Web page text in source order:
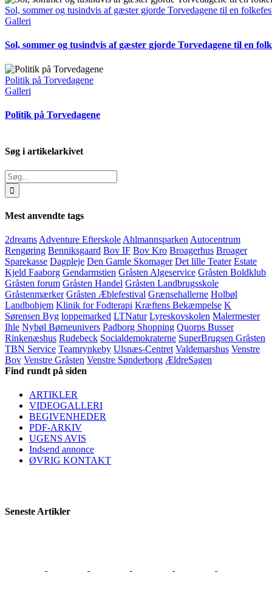
Sol, sommer og tusindvis af gæster gjorde Torvedagene til en
Galleri
Sol, sommer og tusindvis af gæster gjorde Torvedagene til en
Politik på Torvedagene
Galleri
Politik på Torvedagene
Søg i artikelarkivet
Søg
efter:
Mest anvendte tags
2dreams Adventure Efterskole Ahlmannsparken Autocentrum
Rengøring Benniksgaard Bov IF Bov Kro Broagerhus Broager
Sparekasse Dagpleje Den Gamle Skomager Det lille Teater Estate
Kjeld Faaborg Gendarmstien Gråsten Algeservice Gråsten Boldklub
Gråsten forum Gråsten Handel Gråsten Landbrugsskole
Gråstenmærker Gråsten Æblefestival Grænsehallerne Holbøl
Landbohjem Klinik for Fodterapi Kræftens Bekæmpelse K
Sørensen Byg loppemarked LTNatur Lyreskovskolen Malermester
Ihle Nybøl Børneunivers Padborg Shopping Quorps Busser
Rinkenæshus Rudebeck Socialdemokraterne SuperBrugsen Gråsten
TBN Service Teamrynkeby Ulsnæs-Centret Valdemarshus Venstre
Bov Venstre Gråsten Venstre Sønderborg ÆldreSagen
Find rundt på siden
ARTIKLER
VIDEOGALLERI
BEGIVENHEDER
PDF-ARKIV
UGENS AVIS
Indsend annonce
ØVRIG KONTAKT
Seneste Artikler